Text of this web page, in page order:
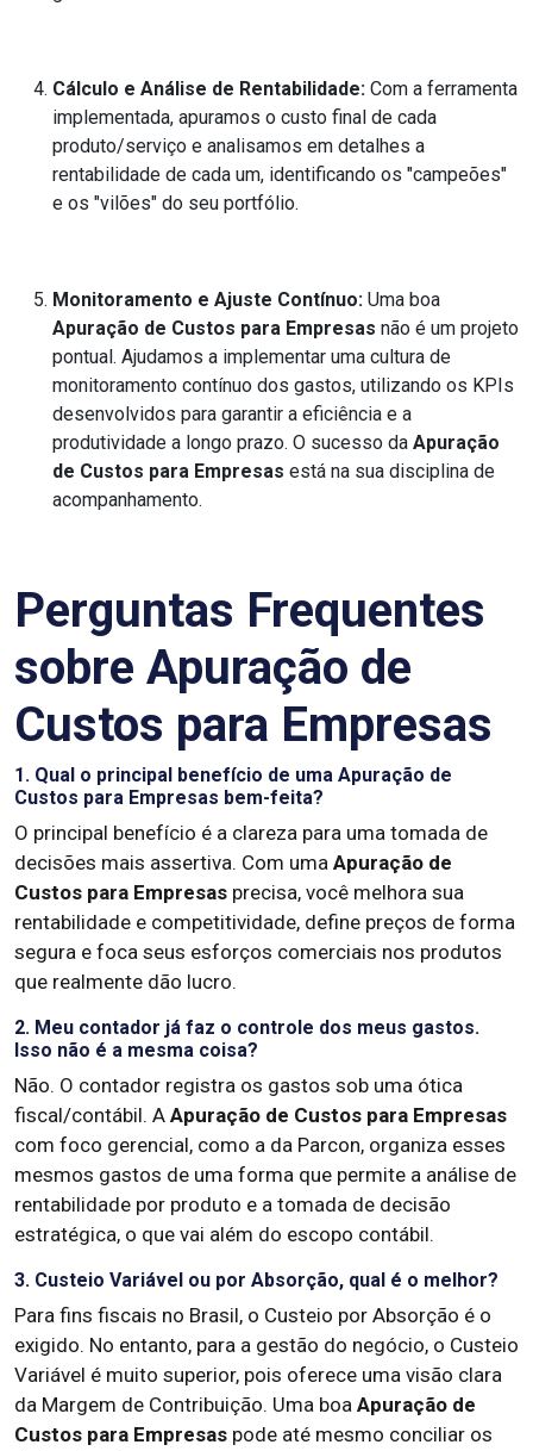
Cálculo e Análise de Rentabilidade: Com a ferramenta
implementada, apuramos o custo final de cada
produto/serviço e analisamos em detalhes a
rentabilidade de cada um, identificando os "campeões"
e os "vilões" do seu portfólio.
Monitoramento e Ajuste Contínuo: Uma boa
Apuração de Custos para Empresas não é um projeto
pontual. Ajudamos a implementar uma cultura de
monitoramento contínuo dos gastos, utilizando os KPIs
desenvolvidos para garantir a eficiência e a
produtividade a longo prazo. O sucesso da Apuração
de Custos para Empresas está na sua disciplina de
acompanhamento.
Perguntas Frequentes
sobre Apuração de
Custos para Empresas
1. Qual o principal benefício de uma Apuração de
Custos para Empresas bem-feita?
O principal benefício é a clareza para uma tomada de
decisões mais assertiva. Com uma Apuração de
Custos para Empresas precisa, você melhora sua
rentabilidade e competitividade, define preços de forma
segura e foca seus esforços comerciais nos produtos
que realmente dão lucro.
2. Meu contador já faz o controle dos meus gastos.
Isso não é a mesma coisa?
Não. O contador registra os gastos sob uma ótica
fiscal/contábil. A Apuração de Custos para Empresas
com foco gerencial, como a da Parcon, organiza esses
mesmos gastos de uma forma que permite a análise de
rentabilidade por produto e a tomada de decisão
estratégica, o que vai além do escopo contábil.
3. Custeio Variável ou por Absorção, qual é o melhor?
Para fins fiscais no Brasil, o Custeio por Absorção é o
exigido. No entanto, para a gestão do negócio, o Custeio
Variável é muito superior, pois oferece uma visão clara
da Margem de Contribuição. Uma boa Apuração de
Custos para Empresas pode até mesmo conciliar os